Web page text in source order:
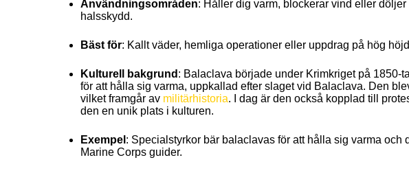
Användningsområden: Håller dig varm, blockerar vind eller
halsskydd.
Bäst för: Kallt väder, hemliga operationer eller uppdrag på hög
Kulturell bakgrund : Balaclava började under Krimkriget på 1850-
för att hålla sig varma, uppkallad efter slaget vid Balaclava. Den
vilket framgår av militärhistoria. I dag är den också kopplad till
den en unik plats i kulturen.
Exempel : Specialstyrkor bär balaclavas för att hålla sig varma
Marine Corps guider.